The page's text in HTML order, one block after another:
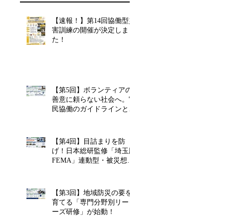
【速報！】第14回協働型災
害訓練の開催が決定しまし
た！
【第5回】ボランティアの
善意に頼らない社会へ。官
民協働のガイドラインと政
【第4回】目詰まりを防
げ！日本総研監修「埼玉版
FEMA」連動型・被災想定
【第3回】地域防災の要を
育てる「専門分野別リーダ
ーズ研修」が始動！